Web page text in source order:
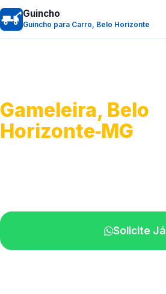
Guincho
Guincho para Carro, Belo Horizonte
Gameleira, Belo
Horizonte‑MG
Solicite Já